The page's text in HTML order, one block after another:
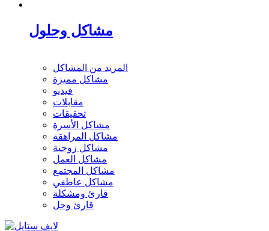
مشاكل وحلول
المزيد من المشاكل
مشاكل مميزة
فيديو
مقابلات
تحقيقات
مشاكل الأسرة
مشاكل المراهقة
مشاكل زوجية
مشاكل العمل
مشاكل المجتمع
مشاكل عاطفي
قارئ ومشكلة
قارئ وحل